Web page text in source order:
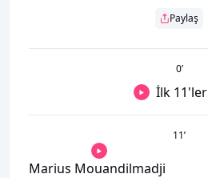
Paylaş
0’
İlk 11'ler
11’
Marius Mouandilmadji